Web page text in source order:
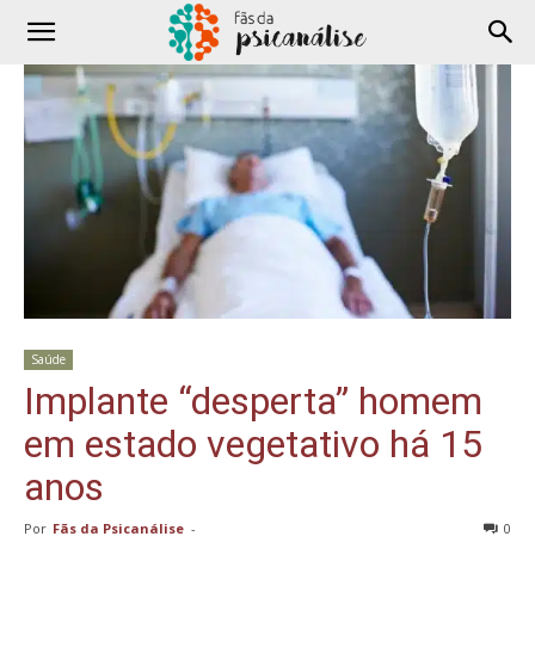
Saúde
Implante “desperta” homem
em estado vegetativo há 15
anos
Por Fãs da Psicanálise - 0